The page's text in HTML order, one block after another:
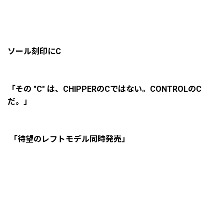
ソール刻印にC
「その "C" は、CHIPPERのCではない。CONTROLのC
だ。」
「待望のレフトモデル同時発売」